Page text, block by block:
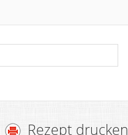
Rezept drucken